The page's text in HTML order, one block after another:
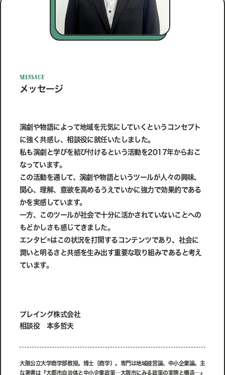
message
メッセージ
演劇や物語によって地域を元気にしていくというコンセプト
に強く共感し、相談役に就任いたしました。
私も演劇と学びを結び付けるという活動を2017年からおこ
なっています。
この活動を通して、演劇や物語というツールが人々の興味、
関心、理解、意欲を高めるうえでいかに強力で効果的である
かを実感しています。
一方、このツールが社会で十分に活かされていないことへの
もどかしさも感じてきました。
エンタビ®はこの状況を打開するコンテンツであり、社会に
潤いと明るさと共感を生み出す重要な取り組みであると考え
ています。
プレイング株式会社
相談役 本多哲夫
大阪公立大学商学部教授。博士（商学）。専門は地域経営論、中小企業論。主
な著書は『大都市自治体と中小企業政策―大阪市にみる政策の実態と構造―』